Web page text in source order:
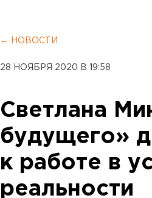
← НОВОСТИ
28 НОЯБРЯ 2020 В 19:58
Светлана
будущего»
к работе в
реальности